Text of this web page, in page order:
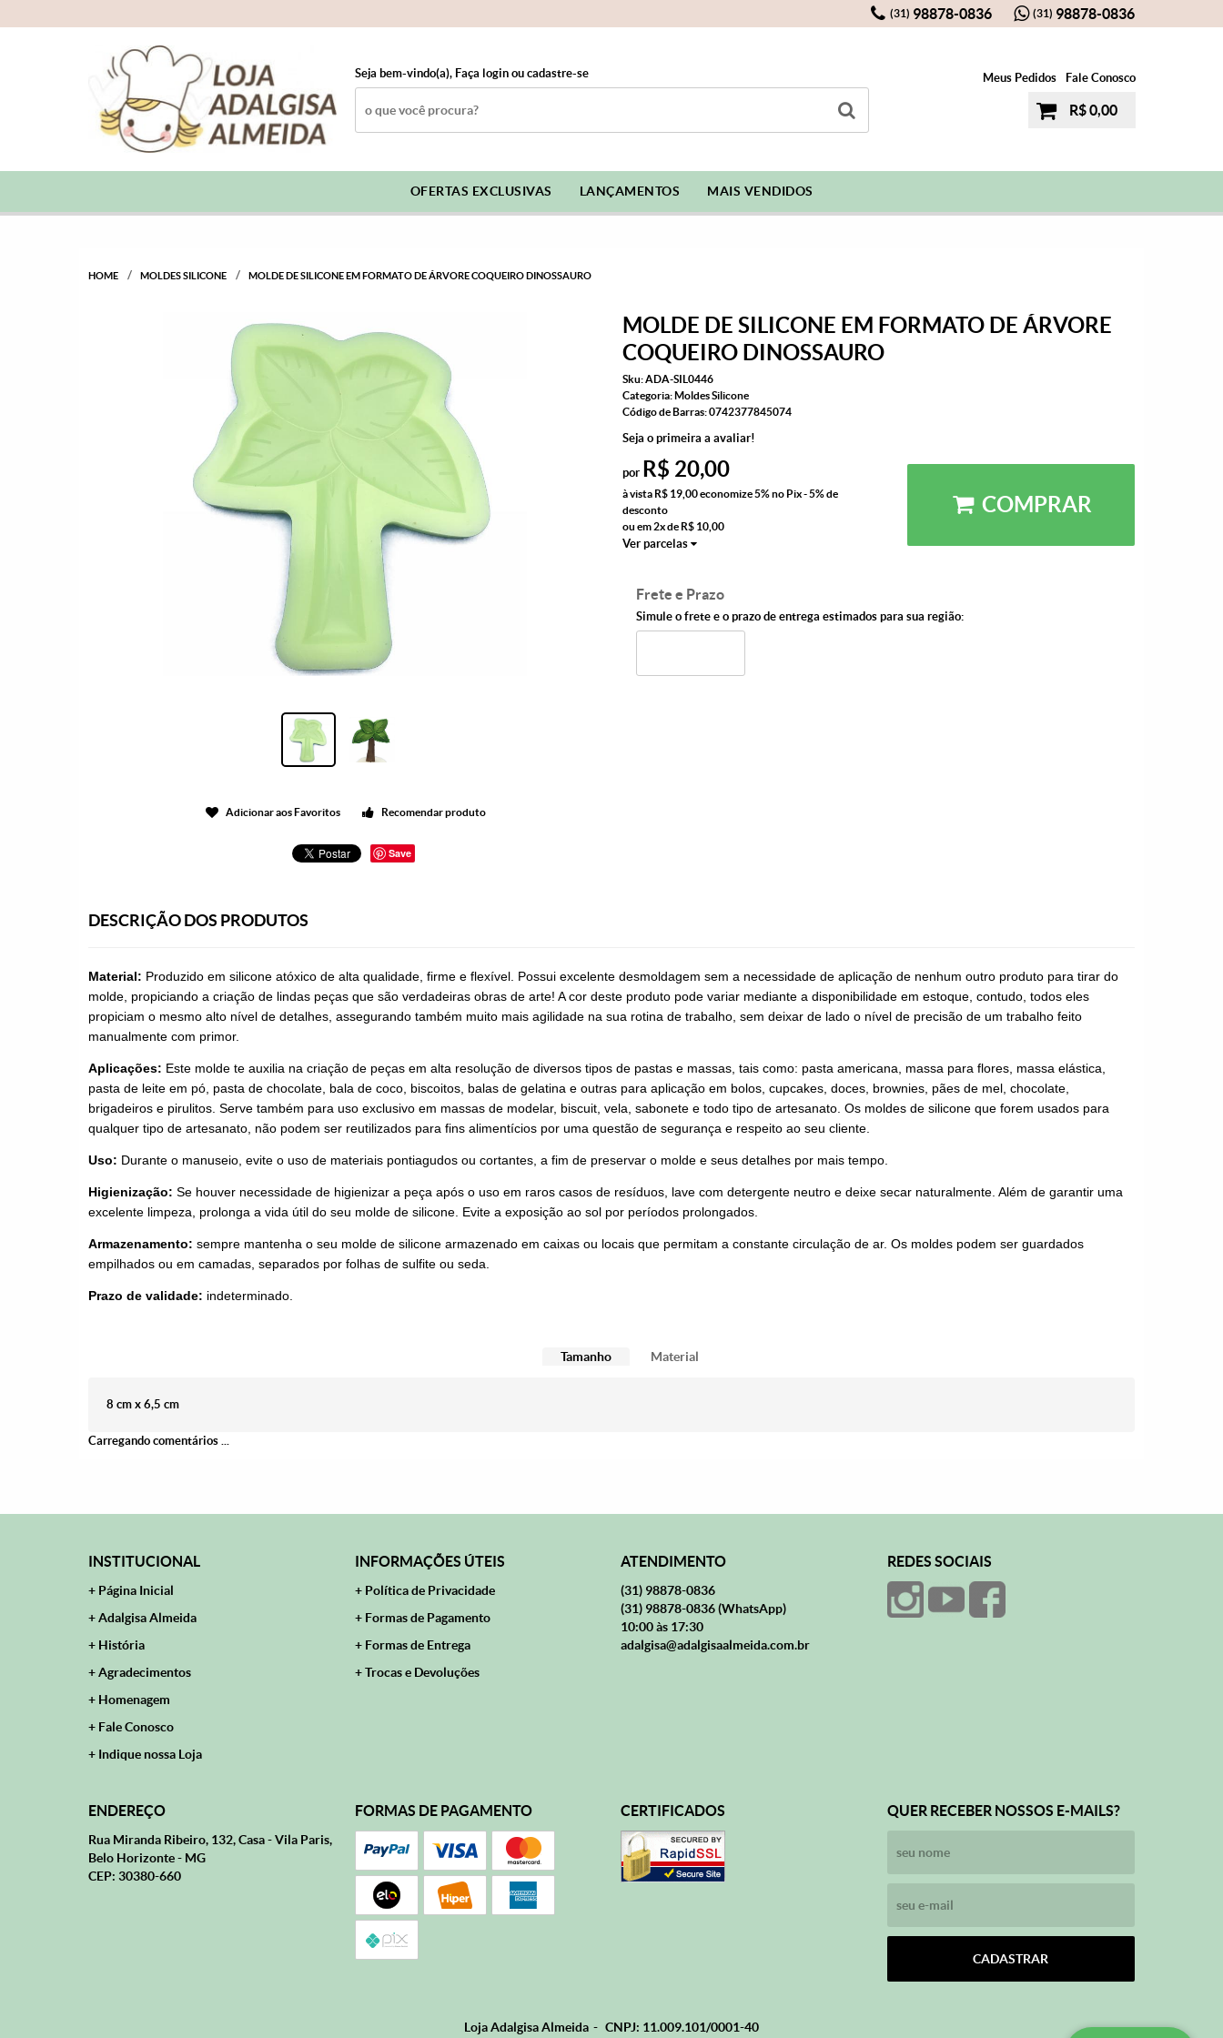
(31) 98878-0836 (31) 98878-0836
Seja bem-vindo(a), Faça login ou cadastre-se Meus Pedidos Fale Conosco
R$ 0,00
OFERTAS EXCLUSIVAS LANÇAMENTOS MAIS VENDIDOS
HOME MOLDES SILICONE MOLDE DE SILICONE EM FORMATO DE ÁRVORE COQUEIRO DINOSSAURO
Adicionar aos Favoritos Recomendar produto
Save
MOLDE DE SILICONE EM FORMATO DE ÁRVORE
COQUEIRO DINOSSAURO
Sku:ADA-SIL0446
Categoria:Moldes Silicone
Código de Barras:0742377845074
Seja o primeira a avaliar!
por R$ 20,00
à vista R$ 19,00economize5%no Pix - 5% de
desconto
ou em2xde R$ 10,00
Ver parcelas
COMPRAR
Frete e Prazo
Simule o frete e o prazo de entrega estimados para sua região:
DESCRIÇÃO DOS PRODUTOS
Material: Produzido em silicone atóxico de alta qualidade, firme e flexível. Possui excelente desmoldagem sem a necessidade de aplicação de nenhum outro produto para tirar do
molde, propiciando a criação de lindas peças que são verdadeiras obras de arte! A cor deste produto pode variar mediante a disponibilidade em estoque, contudo, todos eles
propiciam o mesmo alto nível de detalhes, assegurando também muito mais agilidade na sua rotina de trabalho, sem deixar de lado o nível de precisão de um trabalho feito
manualmente com primor.
Aplicações: Este molde te auxilia na criação de peças em alta resolução de diversos tipos de pastas e massas, tais como: pasta americana, massa para flores, massa elástica,
pasta de leite em pó, pasta de chocolate, bala de coco, biscoitos, balas de gelatina e outras para aplicação em bolos, cupcakes, doces, brownies, pães de mel, chocolate,
brigadeiros e pirulitos. Serve também para uso exclusivo em massas de modelar, biscuit, vela, sabonete e todo tipo de artesanato. Os moldes de silicone que forem usados para
qualquer tipo de artesanato, não podem ser reutilizados para fins alimentícios por uma questão de segurança e respeito ao seu cliente.
Uso: Durante o manuseio, evite o uso de materiais pontiagudos ou cortantes, a fim de preservar o molde e seus detalhes por mais tempo.
Higienização: Se houver necessidade de higienizar a peça após o uso em raros casos de resíduos, lave com detergente neutro e deixe secar naturalmente. Além de garantir uma
excelente limpeza, prolonga a vida útil do seu molde de silicone. Evite a exposição ao sol por períodos prolongados.
Armazenamento: sempre mantenha o seu molde de silicone armazenado em caixas ou locais que permitam a constante circulação de ar. Os moldes podem ser guardados
empilhados ou em camadas, separados por folhas de sulfite ou seda.
Prazo de validade: indeterminado.
Tamanho Material
8 cm x 6,5 cm
Carregando comentários ...
INSTITUCIONAL
Página Inicial
Adalgisa Almeida
História
Agradecimentos
Homenagem
Fale Conosco
Indique nossa Loja
INFORMAÇÕES ÚTEIS
Política de Privacidade
Formas de Pagamento
Formas de Entrega
Trocas e Devoluções
ATENDIMENTO
(31) 98878-0836
(31) 98878-0836(WhatsApp)
10:00 às 17:30
adalgisa@adalgisaalmeida.com.br
REDES SOCIAIS
ENDEREÇO
Rua Miranda Ribeiro, 132, Casa-Vila Paris,
Belo Horizonte- MG
CEP: 30380-660
FORMAS DE PAGAMENTO CERTIFICADOS QUER RECEBER NOSSOS E-MAILS?
CADASTRAR
Loja Adalgisa Almeida CNPJ: 11.009.101/0001-40